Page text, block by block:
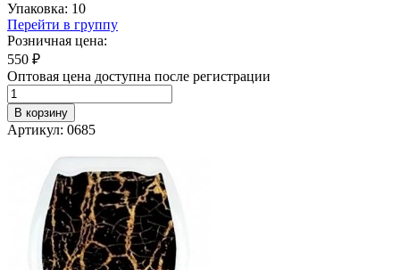
Упаковка: 10
Перейти в группу
Розничная цена:
550 ₽
Оптовая цена доступна после регистрации
В корзину
Артикул: 0685